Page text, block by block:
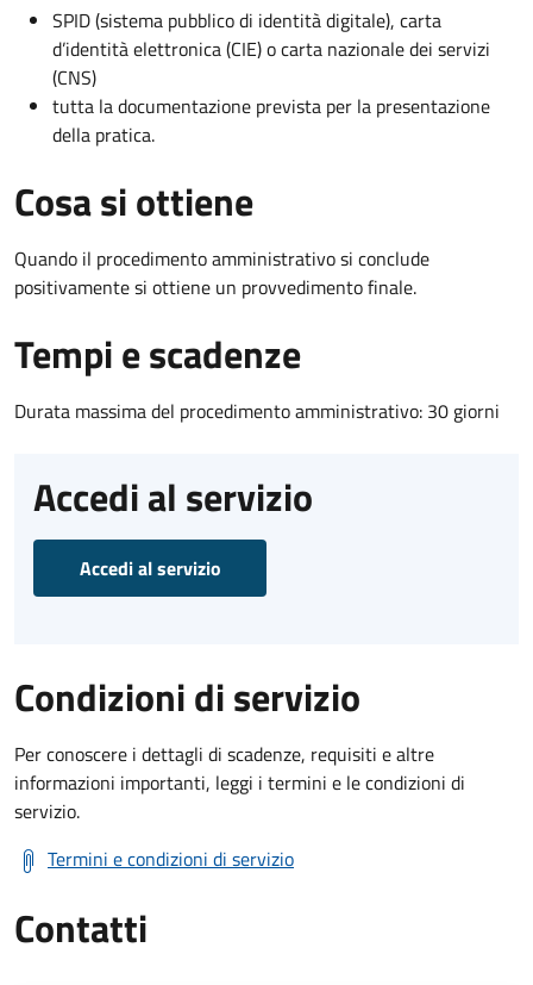
SPID (sistema pubblico di identità digitale), carta
d’identità elettronica (CIE) o carta nazionale dei servizi
(CNS)
tutta la documentazione prevista per la presentazione
della pratica.
Cosa si ottiene
Quando il procedimento amministrativo si conclude
positivamente si ottiene un provvedimento finale.
Tempi e scadenze
Durata massima del procedimento amministrativo: 30 giorni
Accedi al servizio
Accedi al servizio
Condizioni di servizio
Per conoscere i dettagli di scadenze, requisiti e altre
informazioni importanti, leggi i termini e le condizioni di
servizio.
Termini e condizioni di servizio
Contatti